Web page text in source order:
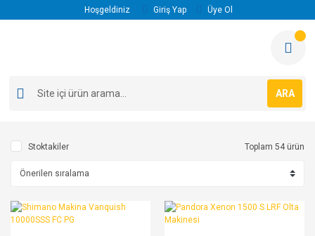
Hoşgeldiniz Giriş Yap Üye Ol
ARA
Stoktakiler Toplam 54 ürün